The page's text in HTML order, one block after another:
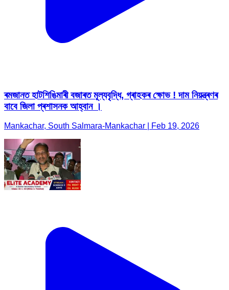
ৰমজানত হাটশিঙিমাৰী বজাৰত মূল্যবৃদ্ধি, গ্ৰাহকৰ ক্ষোভ ! দাম নিয়ন্ত্ৰণৰ
বাবে জিলা প্ৰশাসনক আহ্বান ।
Mankachar, South Salmara-Mankachar | Feb 19, 2026